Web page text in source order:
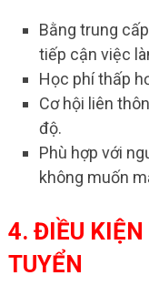
Bằng trung
tiếp cận việc
Học phí thấp
Cơ hội liên
độ.
Phù hợp với
không muốn
4. ĐIỀU KIỆN
TUYỂN